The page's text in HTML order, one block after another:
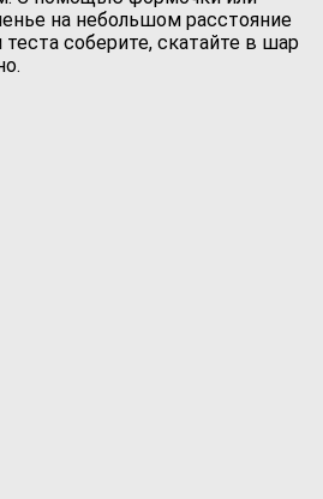
на небольшом расстояние
теста соберите, скатайте в шар